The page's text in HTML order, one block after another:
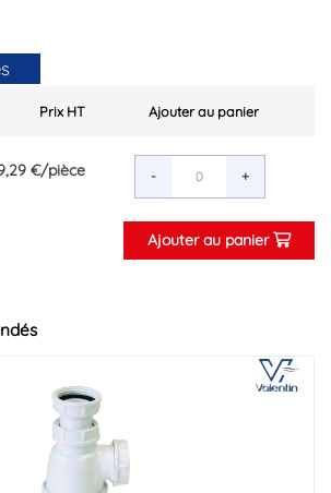
Prix HT Ajouter au panier
€/pièce - +
Ajouter au panier